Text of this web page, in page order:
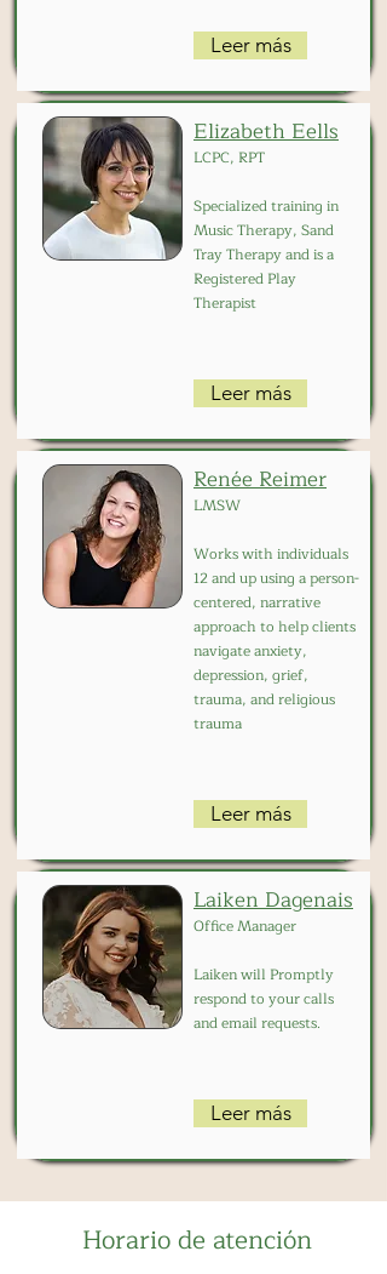
Leer más
Elizabeth Eells
LCPC, RPT
Specialized training in
Music Therapy, Sand
Tray Therapy and is a
Registered Play
Therapist
Leer más
Renée Reimer
LMSW
Works with individuals
12 and up using a person-
centered, narrative
approach to help clients
navigate anxiety,
depression, grief,
trauma, and religious
trauma
Leer más
Laiken Dagenais
Office Manager
Laiken will Promptly
respond to your calls
and email requests.
Leer más
Horario de atención